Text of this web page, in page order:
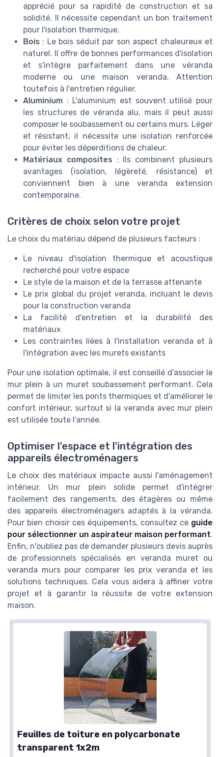
apprécié pour sa rapidité de construction et sa
solidité. Il nécessite cependant un bon traitement
pour l'isolation thermique.
Bois : Le bois séduit par son aspect chaleureux et
naturel. Il offre de bonnes performances d'isolation
et s'intègre parfaitement dans une véranda
moderne ou une maison veranda. Attention
toutefois à l'entretien régulier.
Aluminium : L'aluminium est souvent utilisé pour
les structures de véranda alu, mais il peut aussi
composer le soubassement ou certains murs. Léger
et résistant, il nécessite une isolation renforcée
pour éviter les déperditions de chaleur.
Matériaux composites : Ils combinent plusieurs
avantages (isolation, légèreté, résistance) et
conviennent bien à une veranda extension
contemporaine.
Critères de choix selon votre projet
Le choix du matériau dépend de plusieurs facteurs :
Le niveau d'isolation thermique et acoustique
recherché pour votre espace
Le style de la maison et de la terrasse attenante
Le prix global du projet veranda, incluant le devis
pour la construction veranda
La facilité d'entretien et la durabilité des
matériaux
Les contraintes liées à l'installation veranda et à
l'intégration avec les murets existants
Pour une isolation optimale, il est conseillé d'associer le
mur plein à un muret soubassement performant. Cela
permet de limiter les ponts thermiques et d'améliorer le
confort intérieur, surtout si la veranda avec mur plein
est utilisée toute l'année.
Optimiser l'espace et l'intégration des
appareils électroménagers
Le choix des matériaux impacte aussi l'aménagement
intérieur. Un mur plein solide permet d'intégrer
facilement des rangements, des étagères ou même
des appareils électroménagers adaptés à la véranda.
Pour bien choisir ces équipements, consultez ce guide
pour sélectionner un aspirateur maison performant.
Enfin, n'oubliez pas de demander plusieurs devis auprès
de professionnels spécialisés en veranda muret ou
veranda murs pour comparer les prix veranda et les
solutions techniques. Cela vous aidera à affiner votre
projet et à garantir la réussite de votre extension
maison.
Feuilles de toiture en polycarbonate
transparent 1x2m